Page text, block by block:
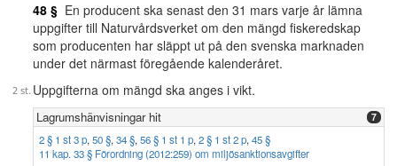
48 § En producent ska senast den 31 mars varje år lämna
uppgifter till Naturvårdsverket om den mängd fiskeredskap
som producenten har släppt ut på den svenska marknaden
under det närmast föregående kalenderåret.
Uppgifterna om mängd ska anges i vikt.
Lagrumshänvisningar hit 7
2 § 1 st 3 p, 50 §, 34 §, 56 § 1 st 1 p, 2 § 1 st 2 p, 45 §
11 kap. 33 § Förordning (2012:259) om miljösanktionsavgifter